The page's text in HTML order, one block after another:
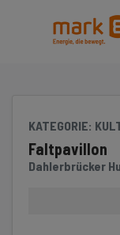
Klicken Sie, um die
KATEGORIE:
Faltpavillon
Dahlerbrücker